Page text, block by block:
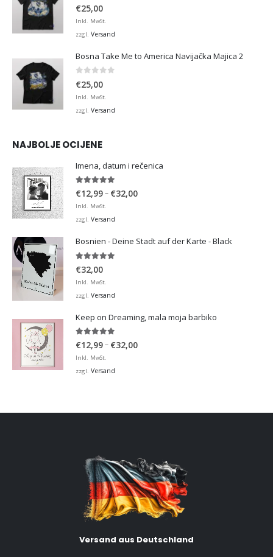
0 von 5
€25,00
Inkl. MwSt.
zzgl. Versand
Bosna Take Me to America Navijačka Majica 2
€25,00
Inkl. MwSt.
zzgl. Versand
NAJBOLJE OCIJENE
Imena, datum i rečenica
5.00von 5
€12,99– €32,00Preisspanne:
Inkl. MwSt.
zzgl. Versand
Bosnien - Deine Stadt auf der Karte - Black
€32,00
Inkl. MwSt.
zzgl. Versand
Keep on Dreaming, mala moja barbiko
5.00von 5
€12,99– €32,00Preisspanne:
Inkl. MwSt.
zzgl. Versand
Versand aus Deutschland